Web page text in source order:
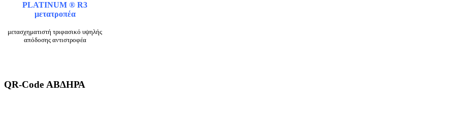
PLATINUM ® R3
μετατροπέα
μετασχηματιστή τριφασικό υψηλής
απόδοσης αντιστροφέα
QR-Code ΑΒΔΗΡΑ